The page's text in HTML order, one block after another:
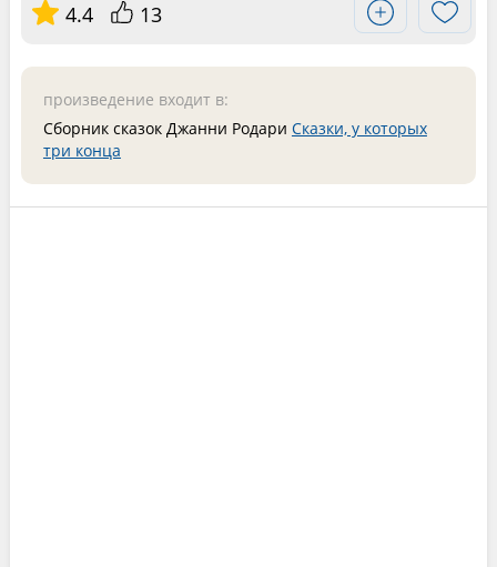
4.4 13
произведение входит в:
Сборник сказок Джанни Родари Сказки, у которых
три конца